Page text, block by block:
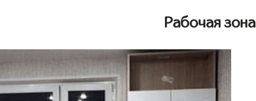
Рабочая зона